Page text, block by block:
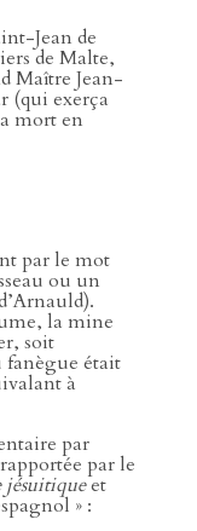
Jean de
de Malte,
Maître Jean-
(qui exerça
mort en
par le mot
ou un
la mine
soit
fanègue était
à
par
par le
jésuitiqueet
» :